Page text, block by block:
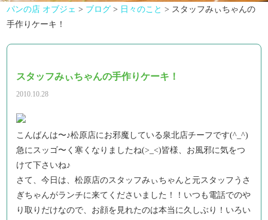
パンの店 オブジェ > ブログ > 日々のこと > スタッフみぃちゃんの
手作りケーキ！
スタッフみぃちゃんの手作りケーキ！
2010.10.28
こんばんは〜♪松原店にお邪魔している泉北店チーフです(^_^)
急にスッゴ〜く寒くなりましたね(>_<)皆様、お風邪に気をつ
けて下さいね♪
さて、今日は、松原店のスタッフみぃちゃんと元スタッフうさ
ぎちゃんがランチに来てくださいました！！いつも電話でのや
り取りだけなので、お顔を見れたのは本当に久しぶり！いろい